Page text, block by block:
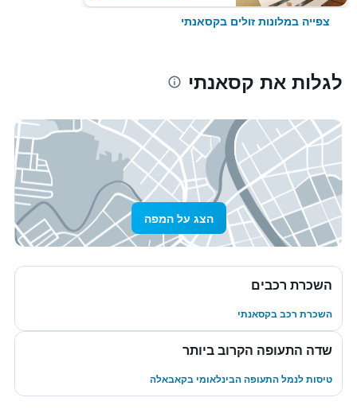
צפייה במלונות זולים בקסאנתי
לגלות את קסאנתי
הצג על המפה
השכרת רכבים
השכרת רכב בקסאנתי
שדה התעופה הקרוב ביותר
טיסות לנמל התעופה הבינלאומי בקאבאלה